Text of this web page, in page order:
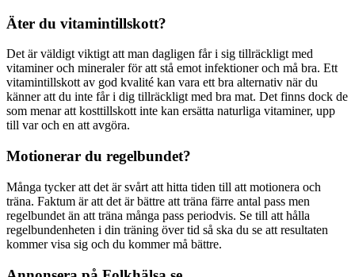
Äter du vitamintillskott?
Det är väldigt viktigt att man dagligen får i sig tillräckligt med
vitaminer och mineraler för att stå emot infektioner och må bra. Ett
vitamintillskott av god kvalité kan vara ett bra alternativ när du
känner att du inte får i dig tillräckligt med bra mat. Det finns dock de
som menar att kosttillskott inte kan ersätta naturliga vitaminer, upp
till var och en att avgöra.
Motionerar du regelbundet?
Många tycker att det är svårt att hitta tiden till att motionera och
träna. Faktum är att det är bättre att träna färre antal pass men
regelbundet än att träna många pass periodvis. Se till att hålla
regelbundenheten i din träning över tid så ska du se att resultaten
kommer visa sig och du kommer må bättre.